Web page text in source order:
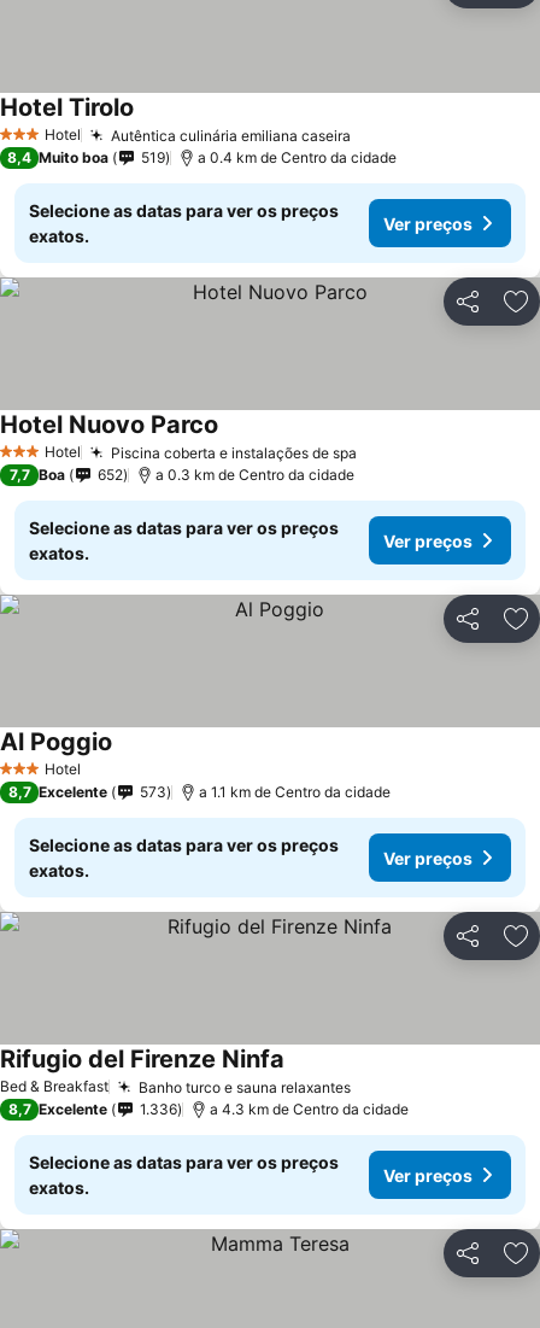
3 EstrelasHotel Autêntica culinária emiliana caseira
Hotel Tirolo
8,4 Muito boa 519 a 0.4 km de Centro da cidade
Selecione as datas para ver os preços
exatos.
Ver preços
Partilhar
3 EstrelasHotel Piscina coberta e instalações de spa
Hotel Nuovo Parco
7,7 Boa 652 a 0.3 km de Centro da cidade
Selecione as datas para ver os preços
exatos.
Ver preços
Partilhar
3 EstrelasHotel
Al Poggio
8,7 Excelente 573 a 1.1 km de Centro da cidade
Selecione as datas para ver os preços
exatos.
Ver preços
Partilhar
Bed & Breakfast Banho turco e sauna relaxantesVer preços
Rifugio del Firenze Ninfa
8,7 Excelente 1.336 a 4.3 km de Centro da cidade
Selecione as datas para ver os preços
exatos.
Ver preços
Partilhar